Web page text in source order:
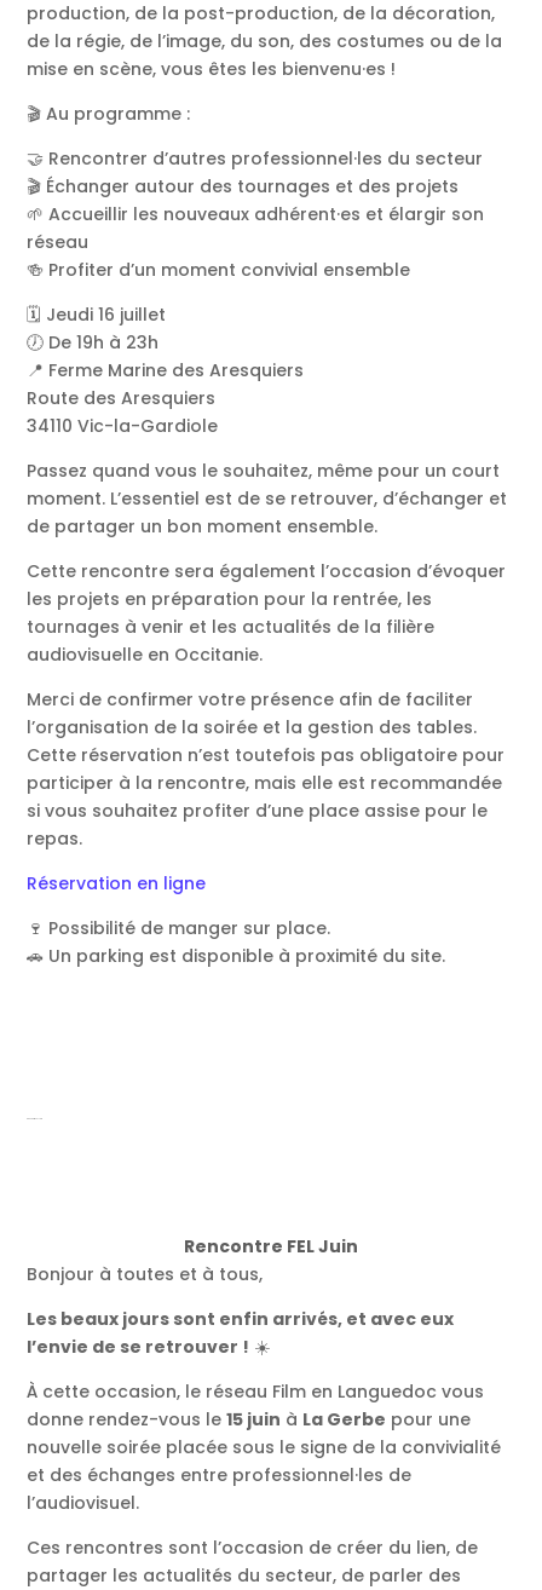
production, de la post-production, de la décoration,
de la régie, de l’image, du son, des costumes ou de la
mise en scène, vous êtes les bienvenu·es !
🎬 Au programme :
🤝 Rencontrer d’autres professionnel·les du secteur
🎬 Échanger autour des tournages et des projets
🌱 Accueillir les nouveaux adhérent·es et élargir son
réseau
🍻 Profiter d’un moment convivial ensemble
🗓️ Jeudi 16 juillet
🕖 De 19h à 23h
📍 Ferme Marine des Aresquiers
Route des Aresquiers
34110 Vic-la-Gardiole
Passez quand vous le souhaitez, même pour un court
moment. L’essentiel est de se retrouver, d’échanger et
de partager un bon moment ensemble.
Cette rencontre sera également l’occasion d’évoquer
les projets en préparation pour la rentrée, les
tournages à venir et les actualités de la filière
audiovisuelle en Occitanie.
Merci de confirmer votre présence afin de faciliter
l’organisation de la soirée et la gestion des tables.
Cette réservation n’est toutefois pas obligatoire pour
participer à la rencontre, mais elle est recommandée
si vous souhaitez profiter d’une place assise pour le
repas.
Réservation en ligne
🍷 Possibilité de manger sur place.
🚗 Un parking est disponible à proximité du site.
Rencontre FEL Juin
Bonjour à toutes et à tous,
Les beaux jours sont enfin arrivés, et avec eux
l’envie de se retrouver ! ☀️
À cette occasion, le réseau Film en Languedoc vous
donne rendez-vous le15 juin à La Gerbe pour une
nouvelle soirée placée sous le signe de la convivialité
et des échanges entre professionnel·les de
l’audiovisuel.
Ces rencontres sont l’occasion de créer du lien, de
partager les actualités du secteur, de parler des